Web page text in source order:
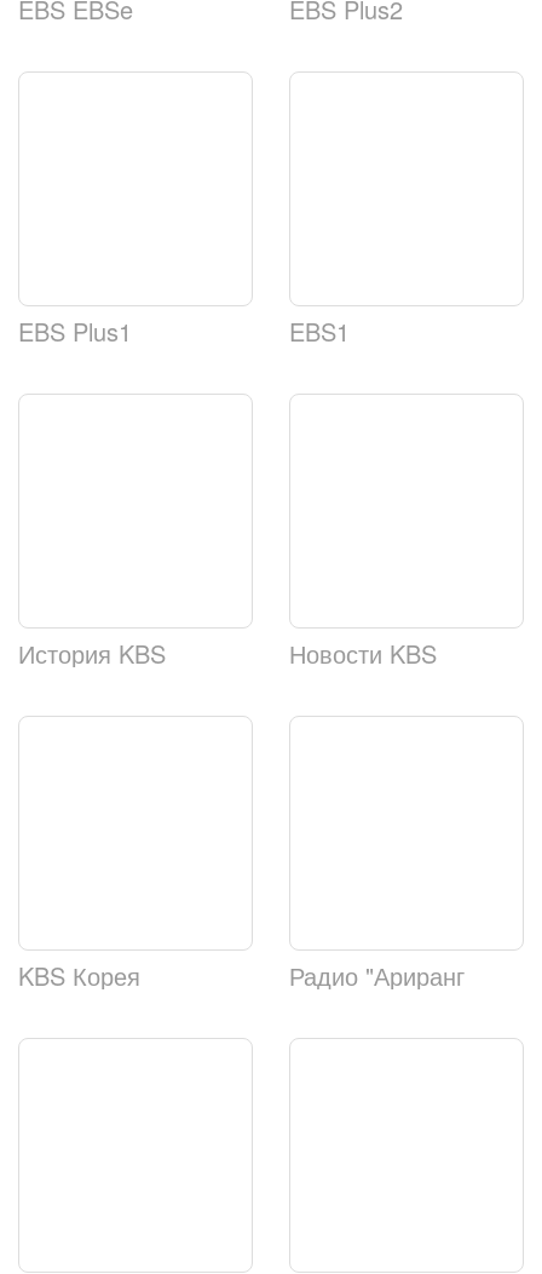
EBS EBSe EBS Plus2
EBS Plus1 EBS1
История KBS Новости KBS
KBS Корея Радио "Ариранг